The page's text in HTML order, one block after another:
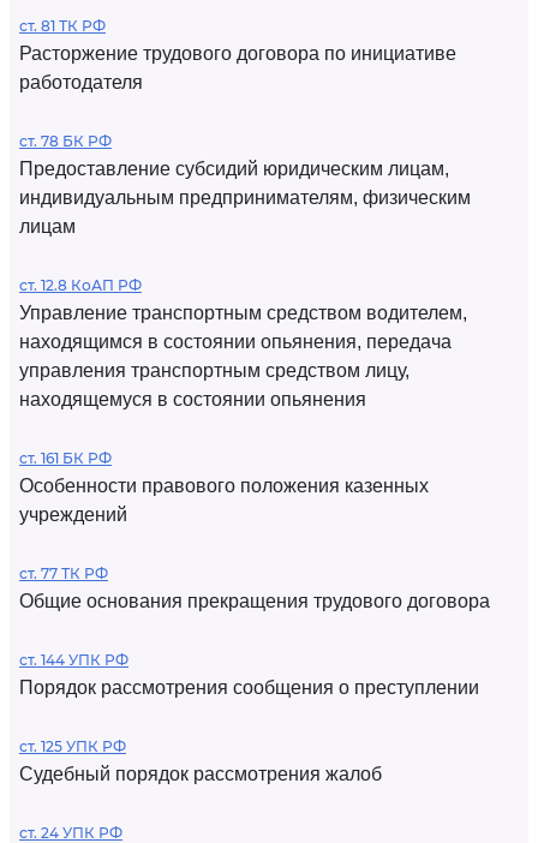
ст. 81 ТК РФ
Расторжение трудового договора по инициативе
работодателя
ст. 78 БК РФ
Предоставление субсидий юридическим лицам,
индивидуальным предпринимателям, физическим
лицам
ст. 12.8 КоАП РФ
Управление транспортным средством водителем,
находящимся в состоянии опьянения, передача
управления транспортным средством лицу,
находящемуся в состоянии опьянения
ст. 161 БК РФ
Особенности правового положения казенных
учреждений
ст. 77 ТК РФ
Общие основания прекращения трудового договора
ст. 144 УПК РФ
Порядок рассмотрения сообщения о преступлении
ст. 125 УПК РФ
Судебный порядок рассмотрения жалоб
ст. 24 УПК РФ